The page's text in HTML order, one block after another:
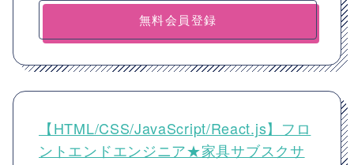
無料会員登録
【HTML/CSS/JavaScript/React.js】フロ
ントエンドエンジニア★家具サブスクサ